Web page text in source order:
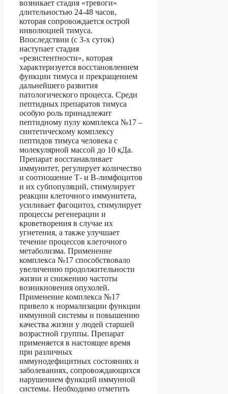
возникает стадия «тревоги»
длительностью 24-48 часов,
которая сопровождается острой
инволюцией тимуса.
Впоследствии (с 3-х суток)
наступает стадия
«резистентности», которая
характеризуется восстановлением
функции тимуса и прекращением
дальнейшего развития
патологического процесса. Среди
пептидных препаратов тимуса
особую роль принадлежит
пептидному пулу комплекса №17 –
синтетическому комплексу
пептидов тимуса человека с
молекулярной массой до 10 кДа.
Препарат восстанавливает
иммунитет, регулирует количество
и соотношение Т- и В-лимфоцитов
и их субпопуляций, стимулирует
реакции клеточного иммунитета,
усиливает фагоцитоз, стимулирует
процессы регенерации и
кроветворения в случае их
угнетения, а также улучшает
течение процессов клеточного
метаболизма. Применение
комплекса №17 способствовало
увеличению продолжительности
жизни и снижению частоты
возникновения опухолей.
Применение комплекса №17
привело к нормализации функции
иммунной системы и повышению
качества жизни у людей старшей
возрастной группы. Препарат
применяется в настоящее время
при различных
иммунодефицитных состояниях и
заболеваниях, сопровождающихся
нарушением функций иммунной
системы. Необходимо отметить